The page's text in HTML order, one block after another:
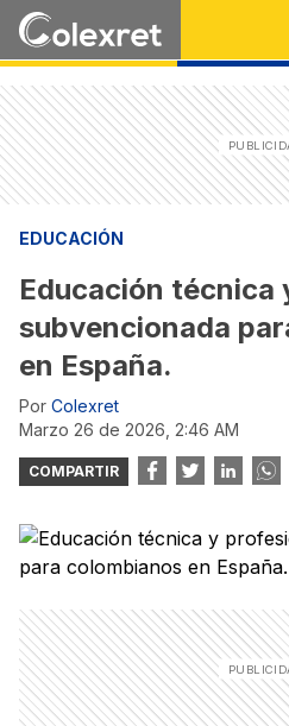
EDUCACIÓN
Educación técnica
subvencionada
en España.
Por Colexret
marzo 26 de 2026, 2:46 AM
COMPARTIR